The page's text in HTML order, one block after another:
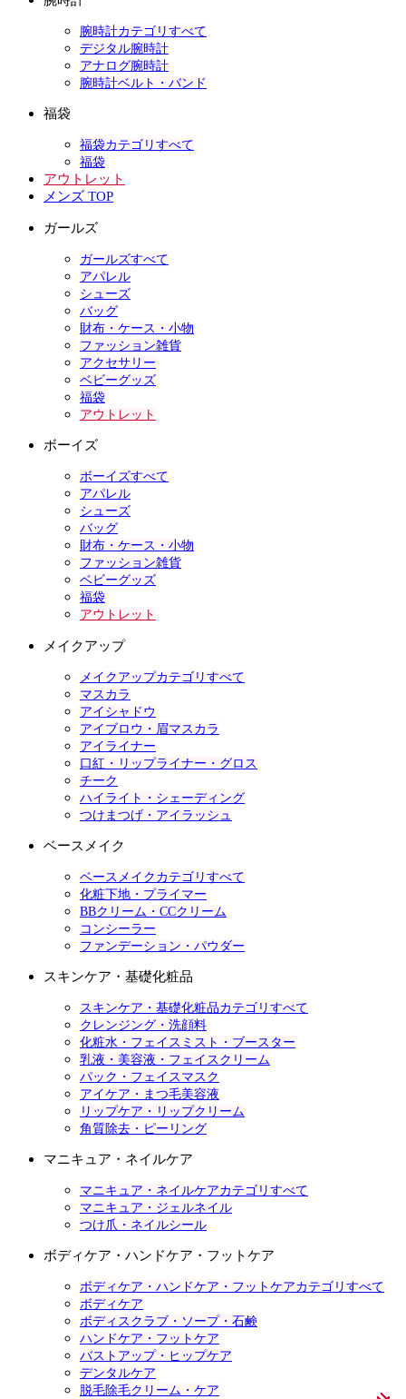
腕時計カテゴリすべて
デジタル腕時計
アナログ腕時計
腕時計ベルト・バンド
福袋
福袋カテゴリすべて
福袋
アウトレット
メンズ TOP
ガールズ
ガールズすべて
アパレル
シューズ
バッグ
財布・ケース・小物
ファッション雑貨
アクセサリー
ベビーグッズ
福袋
アウトレット
ボーイズ
ボーイズすべて
アパレル
シューズ
バッグ
財布・ケース・小物
ファッション雑貨
ベビーグッズ
福袋
アウトレット
メイクアップ
メイクアップカテゴリすべて
マスカラ
アイシャドウ
アイブロウ・眉マスカラ
アイライナー
口紅・リップライナー・グロス
チーク
ハイライト・シェーディング
つけまつげ・アイラッシュ
ベースメイク
ベースメイクカテゴリすべて
化粧下地・プライマー
BBクリーム・CCクリーム
コンシーラー
ファンデーション・パウダー
スキンケア・基礎化粧品
スキンケア・基礎化粧品カテゴリすべて
クレンジング・洗顔料
化粧水・フェイスミスト・ブースター
乳液・美容液・フェイスクリーム
パック・フェイスマスク
アイケア・まつ毛美容液
リップケア・リップクリーム
角質除去・ピーリング
マニキュア・ネイルケア
マニキュア・ネイルケアカテゴリすべて
マニキュア・ジェルネイル
つけ爪・ネイルシール
ボディケア・ハンドケア・フットケア
ボディケア・ハンドケア・フットケアカテゴリすべて
ボディケア
ボディスクラブ・ソープ・石鹸
ハンドケア・フットケア
バストアップ・ヒップケア
デンタルケア
脱毛除毛クリーム・ケア